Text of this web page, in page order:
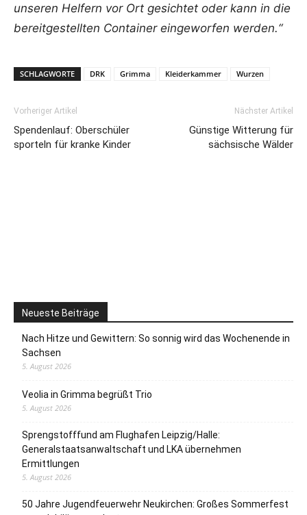
unseren Helfern vor Ort gesichtet oder kann in die
bereitgestellten Container eingeworfen werden.“
SCHLAGWORTE DRK Grimma Kleiderkammer Wurzen
Vorheriger Artikel
Spendenlauf: Oberschüler
sporteln für kranke Kinder
Nächster Artikel
Günstige Witterung für
sächsische Wälder
Neueste Beiträge
Nach Hitze und Gewittern: So sonnig wird das Wochenende in
Sachsen
5. August 2026
Veolia in Grimma begrüßt Trio
5. August 2026
Sprengstofffund am Flughafen Leipzig/Halle:
Generalstaatsanwaltschaft und LKA übernehmen
Ermittlungen
5. August 2026
50 Jahre Jugendfeuerwehr Neukirchen: Großes Sommerfest